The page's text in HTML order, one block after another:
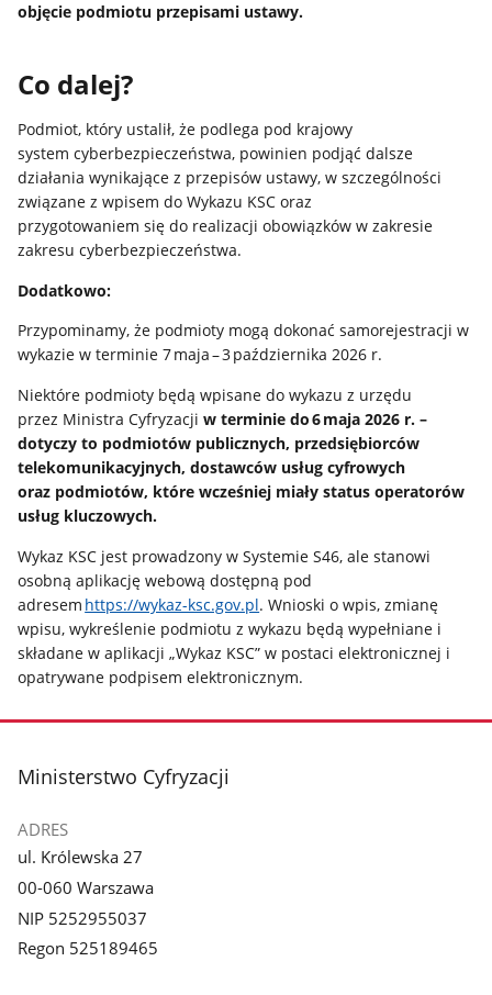
objęcie podmiotu przepisami ustawy.
Co dalej?
Podmiot, który ustalił, że podlega pod krajowy
system cyberbezpieczeństwa, powinien podjąć dalsze
działania wynikające z przepisów ustawy, w szczególności
związane z wpisem do Wykazu KSC oraz
przygotowaniem się do realizacji obowiązków w zakresie
zakresu cyberbezpieczeństwa.
Dodatkowo:
Przypominamy, że podmioty mogą dokonać samorejestracji w
wykazie w terminie 7 maja – 3 października 2026 r.
Niektóre podmioty będą wpisane do wykazu z urzędu
przez Ministra Cyfryzacjiw terminie do 6 maja 2026 r. –
dotyczy to podmiotów publicznych, przedsiębiorców
telekomunikacyjnych, dostawców usług cyfrowych
oraz podmiotów, które wcześniej miały status operatorów
usług kluczowych.
Wykaz KSC jest prowadzony w Systemie S46, ale stanowi
osobną aplikację webową dostępną pod
adresem https://wykaz-ksc.gov.pl. Wnioski o wpis, zmianę
wpisu, wykreślenie podmiotu z wykazu będą wypełniane i
składane w aplikacji „Wykaz KSC” w postaci elektronicznej i
opatrywane podpisem elektronicznym.
stopka
Ministerstwo Cyfryzacji
ADRES
ul. Królewska 27
00-060 Warszawa
NIP 5252955037
Regon 525189465